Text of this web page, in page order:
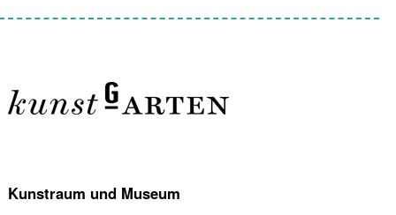
Kunstraum und Museum